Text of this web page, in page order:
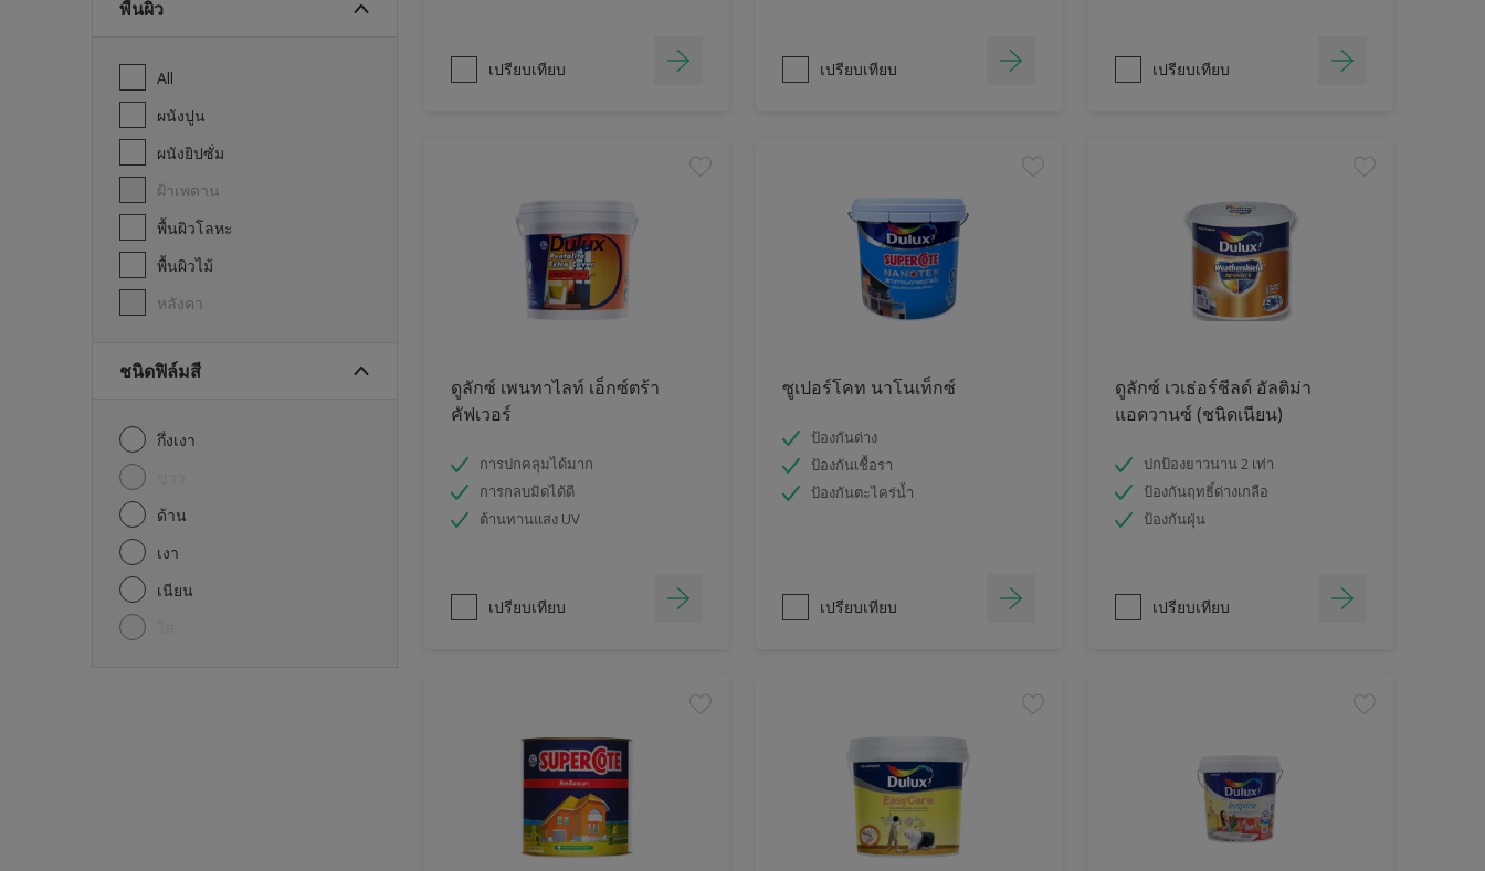
พื้นผิว
All
ผนังปูน
ผนังยิปซั่ม
ฝ้าเพดาน
พื้นผิวโลหะ
พื้นผิวไม้
หลังคา
ชนิดฟิล์มสี
กึ่งเงา
ด้าน
เงา
เนียน
เปรียบเทียบ เปรียบเทียบ เปรียบเทียบ
ดูลักซ์ เพนทาไลท์ เอ็กซ์ตร้า
คัฟเวอร์
การปกคลุมได้มาก
การกลบมิดได้ดี
ต้านทานแสง UV
เปรียบเทียบ
ซูเปอร์โคท นาโนเท็กซ์
ป้องกันด่าง
ป้องกันเชื้อรา
ป้องกันตะไคร่น้ำ
เปรียบเทียบ
ดูลักซ์ เวเธ่อร์ชีลด์ อัลติม่า
แอดวานซ์ (ชนิดเนียน)
ปกป้องยาวนาน 2 เท่า
ป้องกันฤทธิ์ด่างเกลือ
ป้องกันฝุ่น
เปรียบเทียบ